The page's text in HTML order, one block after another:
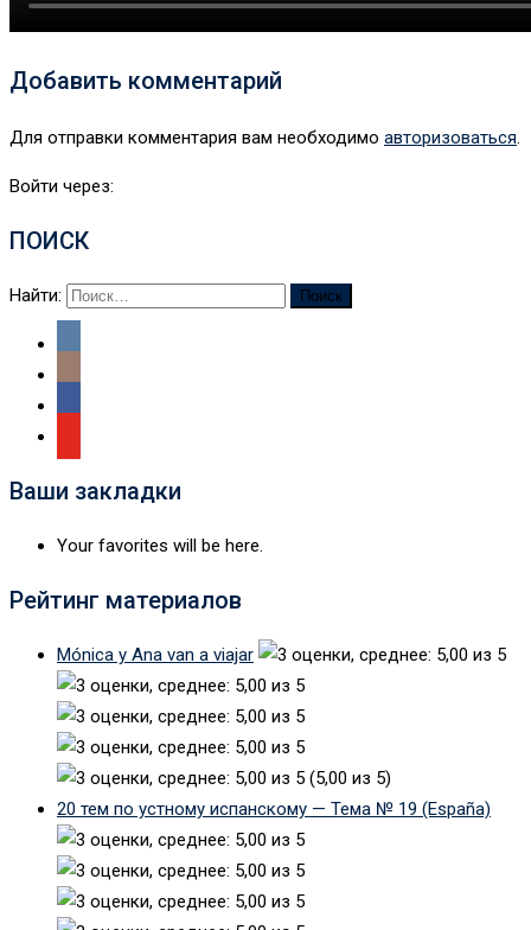
Добавить комментарий
Для отправки комментария вам необходимо авторизоваться
Войти через:
ПОИСК
Найти:
Ваши закладки
Your favorites will be here.
Рейтинг материалов
Mónica y Ana van a viajar
(5,00 из 5)
20 тем по устному испанскому — Тема № 19 (España)